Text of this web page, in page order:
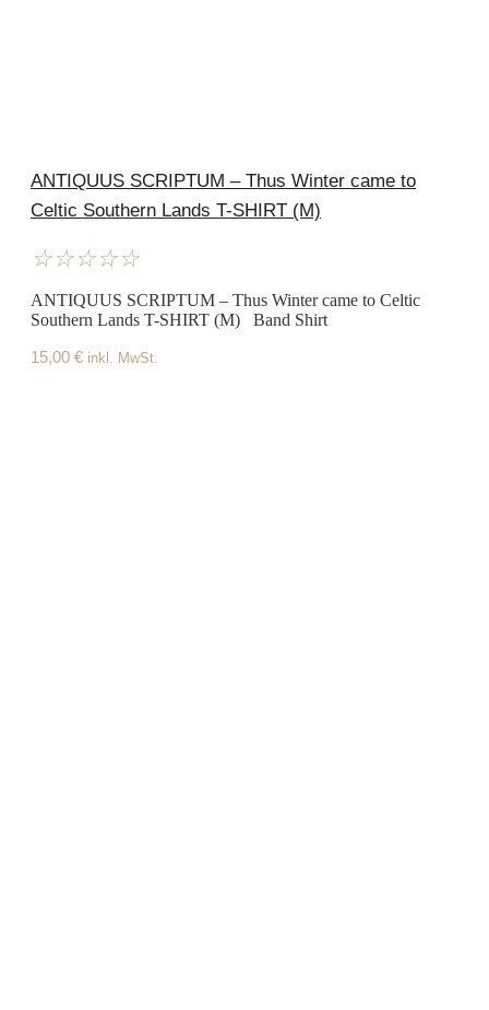
ANTIQUUS SCRIPTUM – Thus Winter came to
Celtic Southern Lands T-SHIRT (M)
☆☆☆☆☆
ANTIQUUS SCRIPTUM – Thus Winter came to Celtic
Southern Lands T-SHIRT (M) Band Shirt
15,00 € inkl. MwSt.